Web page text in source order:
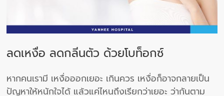
ลดเหงื่อ ลดกลิ่นตัว ด้วยโบท็อกซ์
หากคนเรามี เหงื่อออกเยอะ เกินควร เหงื่อก็อาจกลายเป็น
ปัญหาให้หนักใจได้ แล้วแค่ไหนถึงเรียกว่าเยอะ ว่ากันตาม